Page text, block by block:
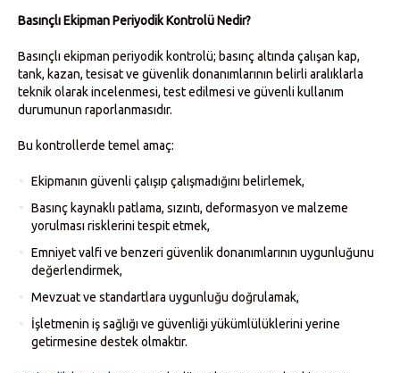
Basınçlı Ekipman Periyodik Kontrolü Nedir?
Basınçlı ekipman periyodik kontrolü; basınç altında çalışan kap,
tank, kazan, tesisat ve güvenlik donanımlarının belirli aralıklarla
teknik olarak incelenmesi, test edilmesi ve güvenli kullanım
durumunun raporlanmasıdır.
Bu kontrollerde temel amaç:
Ekipmanın güvenli çalışıp çalışmadığını belirlemek,
Basınç kaynaklı patlama, sızıntı, deformasyon ve malzeme
yorulması risklerini tespit etmek,
Emniyet valfi ve benzeri güvenlik donanımlarının uygunluğunu
değerlendirmek,
Mevzuat ve standartlara uygunluğu doğrulamak,
İşletmenin iş sağlığı ve güvenliği yükümlülüklerini yerine
getirmesine destek olmaktır.